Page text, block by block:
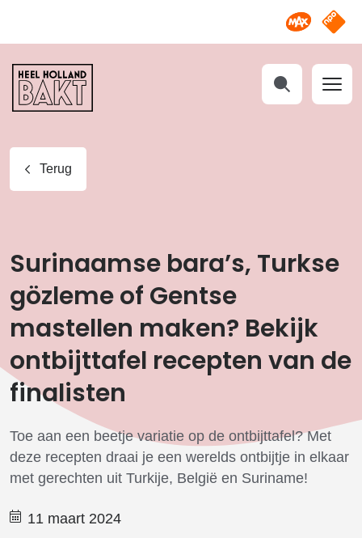
Omroep
NPO
Heel
Holland
Bakt
Terug
Surinaamse bara’s, Turkse
gözleme of Gentse
mastellen maken? Bekijk
ontbijttafel recepten van de
finalisten
Toe aan een beetje variatie op de ontbijttafel? Met
deze recepten draai je een werelds ontbijtje in elkaar
met gerechten uit Turkije, België en Suriname!
11 maart 2024